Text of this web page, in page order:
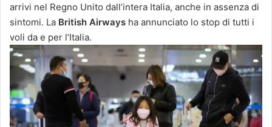
arrivi nel Regno Unito dall’intera Italia, anche in assenza di
sintomi. La British Airways ha annunciato lo stop di tutti i
voli da e per l’Italia.